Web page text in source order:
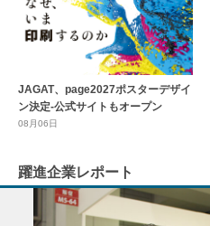
JAGAT、page2027ポスターデザイ
ン決定-公式サイトもオープン
08月06日
躍進企業レポート